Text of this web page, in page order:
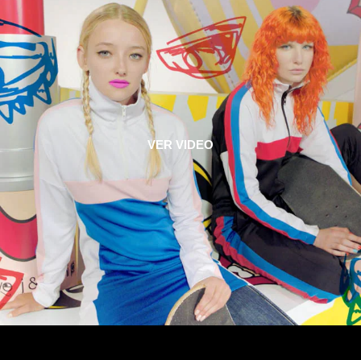
VER VIDEO